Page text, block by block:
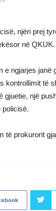
njëri prej
në QKUK.
e ngjarjes
kontrollimit të
gjuetie, një
policisë.
të prokurorit